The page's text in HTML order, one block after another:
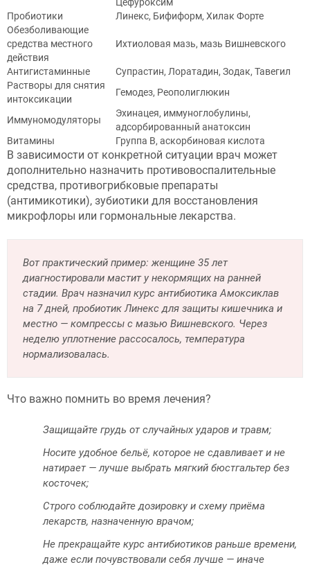
Цефуроксим
Пробиотики
Линекс, Бифиформ, Хилак Форте
Обезболивающие
средства местного
действия
Ихтиоловая мазь, мазь Вишневского
Антигистаминные
Супрастин, Лоратадин, Зодак, Тавегил
Растворы для снятия
интоксикации
Гемодез, Реополиглюкин
Иммуномодуляторы
Эхинацея, иммуноглобулины,
адсорбированный анатоксин
Витамины
Группа В, аскорбиновая кислота
В зависимости от конкретной ситуации врач может
дополнительно назначить противовоспалительные
средства, противогрибковые препараты
(антимикотики), зубиотики для восстановления
микрофлоры или гормональные лекарства.
Вот практический пример: женщине 35 лет
диагностировали мастит у некормящих на ранней
стадии. Врач назначил курс антибиотика Амоксиклав
на 7 дней, пробиотик Линекс для защиты кишечника и
местно — компрессы с мазью Вишневского. Через
неделю уплотнение рассосалось, температура
нормализовалась.
Что важно помнить во время лечения?
Защищайте грудь от случайных ударов и травм;
Носите удобное бельё, которое не сдавливает и не
натирает — лучше выбрать мягкий бюстгальтер без
косточек;
Строго соблюдайте дозировку и схему приёма
лекарств, назначенную врачом;
Не прекращайте курс антибиотиков раньше времени,
даже если почувствовали себя лучше — иначе